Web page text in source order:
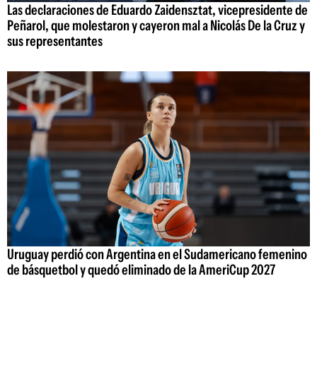
Las declaraciones de Eduardo Zaidensztat, vicepresidente de
Peñarol, que molestaron y cayeron mal a Nicolás De la Cruz y
sus representantes
Uruguay perdió con Argentina en el Sudamericano femenino
de básquetbol y quedó eliminado de la AmeriCup 2027